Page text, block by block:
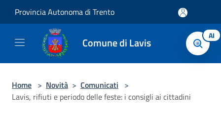
Provincia Autonoma di Trento
Comune di Lavis AI
Home > Novità > Comunicati >
Lavis, rifiuti e periodo delle feste: i consigli ai cittadini